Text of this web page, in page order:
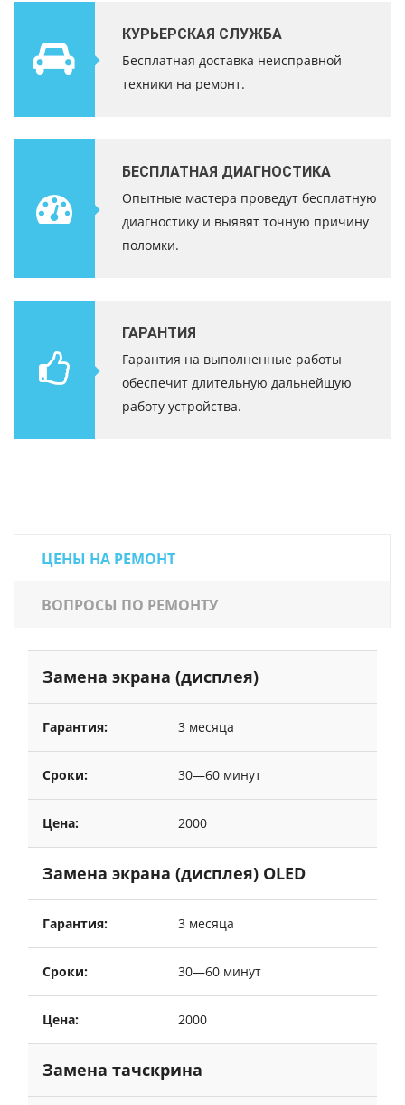
КУРЬЕРСКАЯ СЛУЖБА
Бесплатная доставка неисправной
техники на ремонт.
БЕСПЛАТНАЯ ДИАГНОСТИКА
Опытные мастера проведут бесплатную
диагностику и выявят точную причину
поломки.
ГАРАНТИЯ
Гарантия на выполненные работы
обеспечит длительную дальнейшую
работу устройства.
ЦЕНЫ НА РЕМОНТ
ВОПРОСЫ ПО РЕМОНТУ
Замена экрана (дисплея)
3 месяца
30—60 минут
2000
Замена экрана (дисплея) OLED
3 месяца
30—60 минут
2000
Замена тачскрина